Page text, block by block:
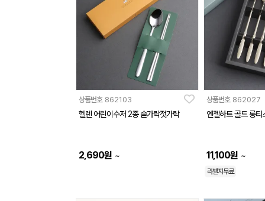
상품번호 862103
헬렌 어린이수저 2종 숟가락젓가락
2,690원 ~
상품번호 862027
엔젤하트 골드 롱
11,100원 ~
라벨지무료